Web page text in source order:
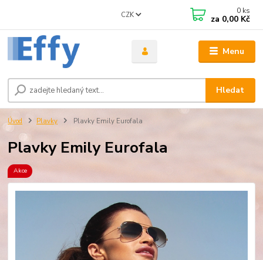
Menu
CZK
Hledat
0 ks
za 0,00 Kč
Úvod Plavky Plavky Emily Eurofala
Plavky Emily Eurofala
Akce